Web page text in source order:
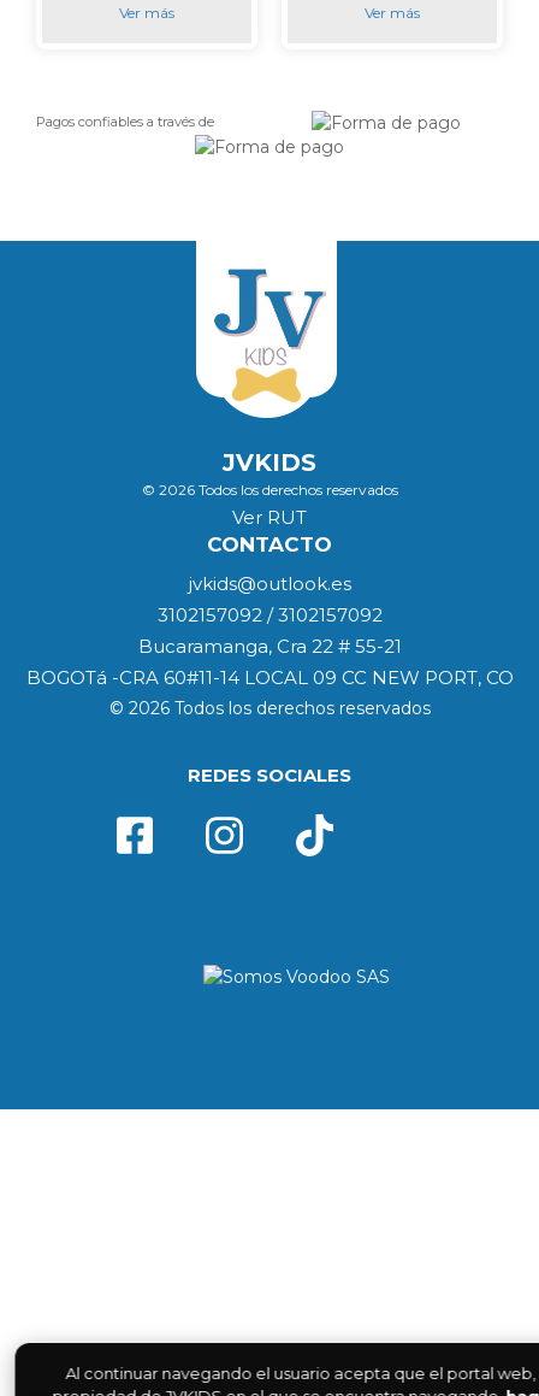
Ver más Ver más
Pagos confiables a través de
JVKIDS
© 2026 Todos los derechos reservados
Ver RUT
CONTACTO
jvkids@outlook.es
3102157092 / 3102157092
Bucaramanga, Cra 22 # 55-21
BOGOTá -CRA 60#11-14 LOCAL 09 CC NEW PORT, CO
© 2026 Todos los derechos reservados
REDES SOCIALES
Al continuar navegando el usuario acepta que el portal web,